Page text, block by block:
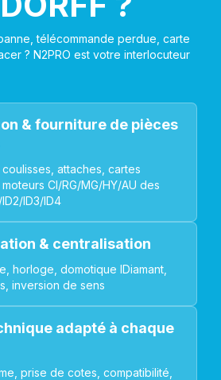
télécommande perdue, carte
? N2PRO est votre interlocuteur
& fourniture de pièces
attaches, cartes
CI/RG/MG/HY/AU des
ID2/ID3/ID4
& centralisation
horloge, domotique IDiamant,
inversion de sens
adapté à chaque
prise de cotes, compatibilité,